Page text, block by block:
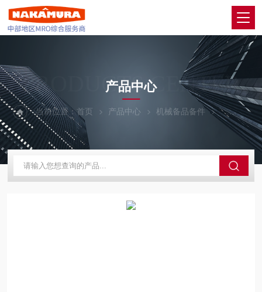
PRODUCTS CENTER
产品中心
当前位置：首页 产品中心 机械备品备件 CKD喜开理